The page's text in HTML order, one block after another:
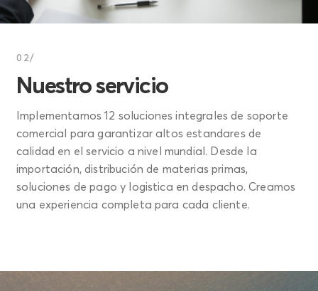
02/
Nuestro servicio
Implementamos 12 soluciones integrales de soporte
comercial para garantizar altos estandares de
calidad en el servicio a nivel mundial. Desde la
importación, distribución de materias primas,
soluciones de pago y logistica en despacho. Creamos
una experiencia completa para cada cliente.